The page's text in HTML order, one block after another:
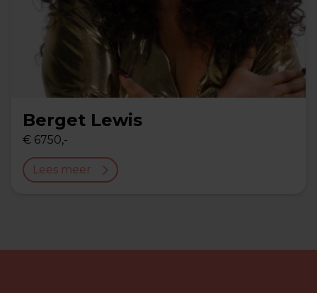
Berget Lewis
€ 6750,-
Lees meer